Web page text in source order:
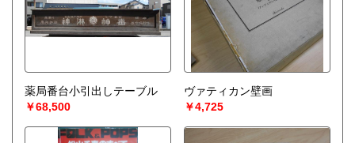
薬局番台小引出しテーブル
￥68,500
ヴァティカン壁画
￥4,725